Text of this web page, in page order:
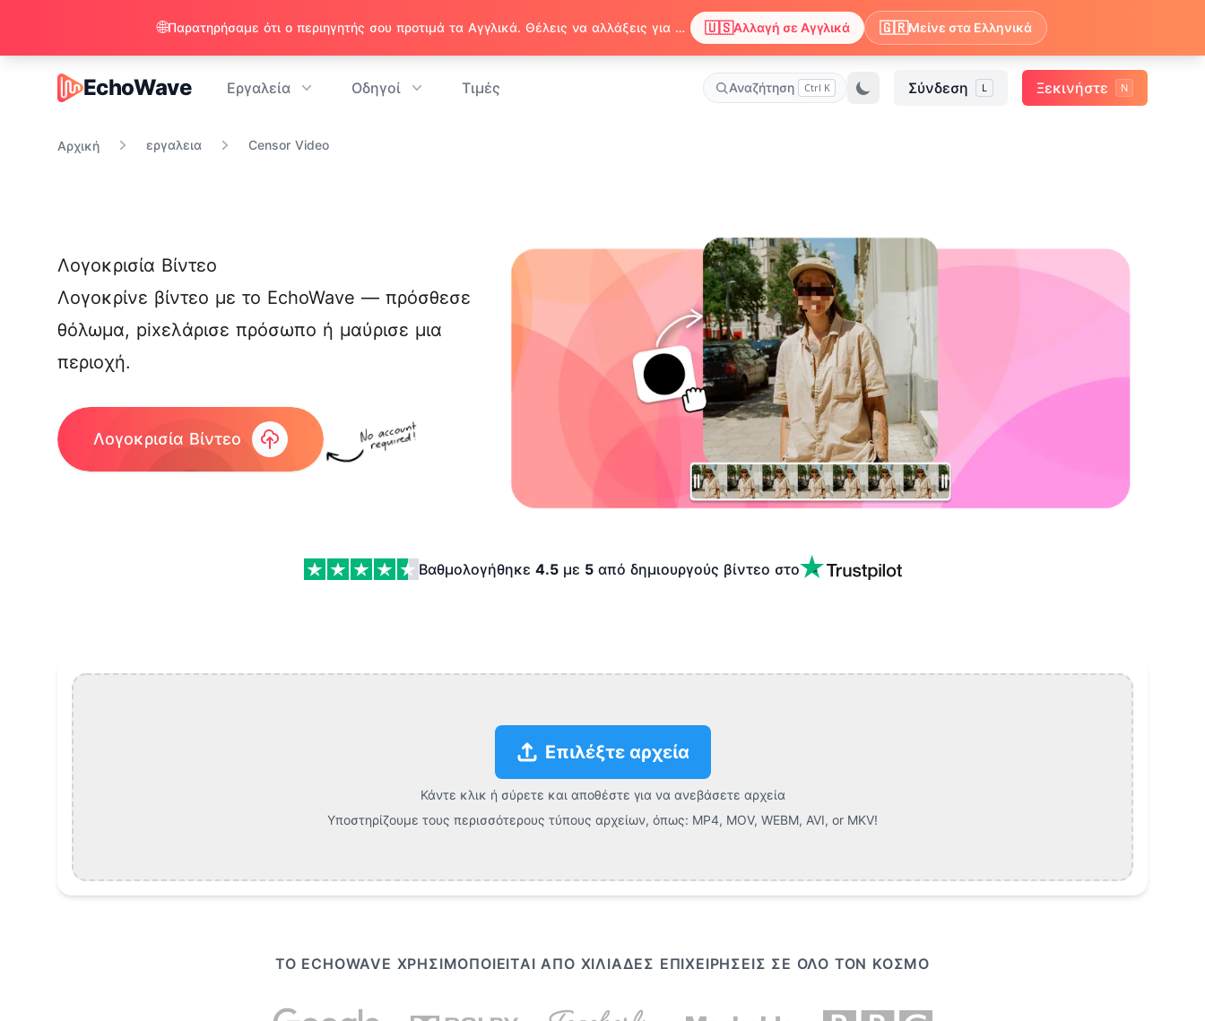
EchoWave
EchoWave Εργαλεία Οδηγοί Τιμές Αναζήτηση Ctrl K Σύνδεση L Ξεκινήστε N
Αρχική εργαλεια Censor Video
Λογοκρισία Βίντεο
Λογοκρίνε βίντεο με το EchoWave — πρόσθεσε
θόλωμα, pixελάρισε πρόσωπο ή μαύρισε μια
περιοχή.
Λογοκρισία Βίντεο
Βαθμολογήθηκε 4.5 με 5 από δημιουργούς βίντεο στο
Επιλέξτε αρχεία
Κάντε κλικ ή σύρετε και αποθέστε για να ανεβάσετε αρχεία
Υποστηρίζουμε τους περισσότερους τύπους αρχείων, όπως: MP4, MOV, WEBM, AVI, or MKV!
ΤΟ ECHOWAVE ΧΡΗΣΙΜΟΠΟΙΕΊΤΑΙ ΑΠΌ ΧΙΛΙΆΔΕΣ ΕΠΙΧΕΙΡΉΣΕΙΣ ΣΕ ΌΛΟ ΤΟΝ ΚΌΣΜΟ
🌐 Παρατηρήσαμε ότι ο περιηγητής σου προτιμά τα Αγγλικά. Θέλεις να αλλάξεις για να απολαμβάνεις περιεχόμενο στα Αγγλικά; 🇺🇸Αλλαγή σε Αγγλικά 🇬🇷Μείνε στα Ελληνικά